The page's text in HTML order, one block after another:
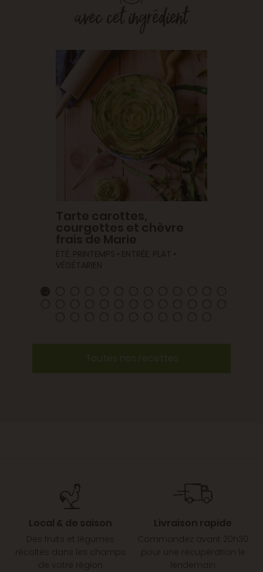
Toutes nos recettes
Local & de saison
Des fruits et légumes
récoltés dans les champs
de votre région
Livraison rapide
Commandez avant 20h30
pour une récupération le
lendemain